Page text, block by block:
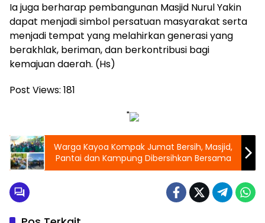
Ia juga berharap pembangunan Masjid Nurul Yakin
dapat menjadi simbol persatuan masyarakat serta
menjadi tempat yang melahirkan generasi yang
berakhlak, beriman, dan berkontribusi bagi
kemajuan daerah. (Hs)
Post Views: 181
"
Warga Kayoa Kompak Jumat Bersih, Masjid,
Pantai dan Kampung Dibersihkan Bersama